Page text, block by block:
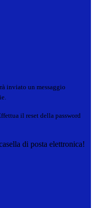
inviato un messaggio
il reset della password
di posta elettronica!